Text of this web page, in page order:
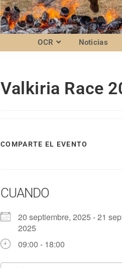
OCR Noticias
Valkiria Race
COMPARTE EL EVENTO
CUANDO
20 septiembre, 2025 - 21
2025
09:00 - 18:00